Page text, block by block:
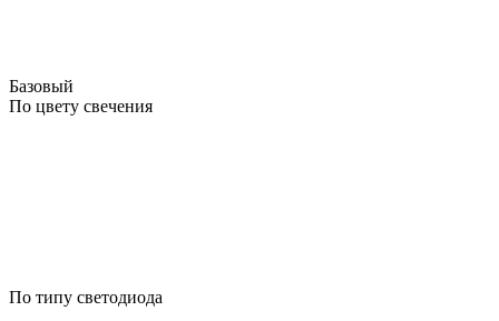
Базовый
По цвету свечения
По типу светодиода